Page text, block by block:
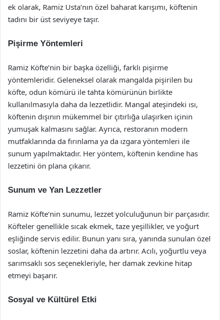
ek olarak, Ramiz Usta’nın özel baharat karışımı, köftenin
tadını bir üst seviyeye taşır.
Pişirme Yöntemleri
Ramiz Köfte’nin bir başka özelliği, farklı pişirme
yöntemleridir. Geleneksel olarak mangalda pişirilen bu
köfte, odun kömürü ile tahta kömürünün birlikte
kullanılmasıyla daha da lezzetlidir. Mangal ateşindeki ısı,
köftenin dışının mükemmel bir çıtırlığa ulaşırken içinin
yumuşak kalmasını sağlar. Ayrıca, restoranın modern
mutfaklarında da fırınlama ya da ızgara yöntemleri ile
sunum yapılmaktadır. Her yöntem, köftenin kendine has
lezzetini ön plana çıkarır.
Sunum ve Yan Lezzetler
Ramiz Köfte’nin sunumu, lezzet yolculuğunun bir parçasıdır.
Köfteler genellikle sıcak ekmek, taze yeşillikler, ve yoğurt
eşliğinde servis edilir. Bunun yanı sıra, yanında sunulan özel
soslar, köftenin lezzetini daha da artırır. Acılı, yoğurtlu veya
sarımsaklı sos seçenekleriyle, her damak zevkine hitap
etmeyi başarır.
Sosyal ve Kültürel Etki